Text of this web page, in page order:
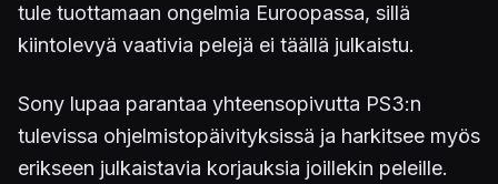
tule tuottamaan ongelmia Euroopassa, sillä
kiintolevyä vaativia pelejä ei täällä julkaistu.
Sony lupaa parantaa yhteensopivutta PS3:n
tulevissa ohjelmistopäivityksissä ja harkitsee myös
erikseen julkaistavia korjauksia joillekin peleille.